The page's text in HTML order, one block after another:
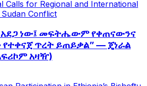
አደጋ ነው፤ መፍትሔውም የቀጠናውንና
የተቀናጀ ጥረት ይጠይቃል” — ጄነራል
አዛዥ)